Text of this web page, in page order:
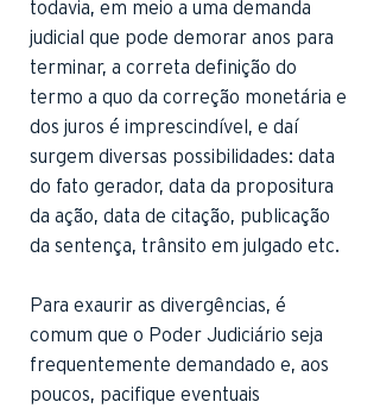
todavia, em meio a uma demanda
judicial que pode demorar anos para
terminar, a correta definição do
termo a quo da correção monetária e
dos juros é imprescindível, e daí
surgem diversas possibilidades: data
do fato gerador, data da propositura
da ação, data de citação, publicação
da sentença, trânsito em julgado etc.
Para exaurir as divergências, é
comum que o Poder Judiciário seja
frequentemente demandado e, aos
poucos, pacifique eventuais